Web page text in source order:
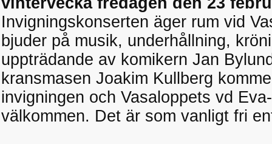
Invigningskonserten äger rum vid
bjuder på musik, underhållning,
uppträdande av komikern Jan
kransmasen Joakim Kullberg
invigningen och Vasaloppets vd
välkommen. Det är som vanligt fri